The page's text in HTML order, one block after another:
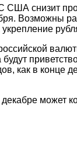
снизит
Возможны
будут
как в конце
может